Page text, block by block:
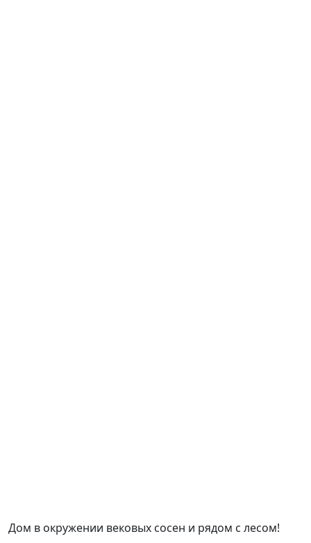
Дом в окружении вековых сосен и рядом с лесом!